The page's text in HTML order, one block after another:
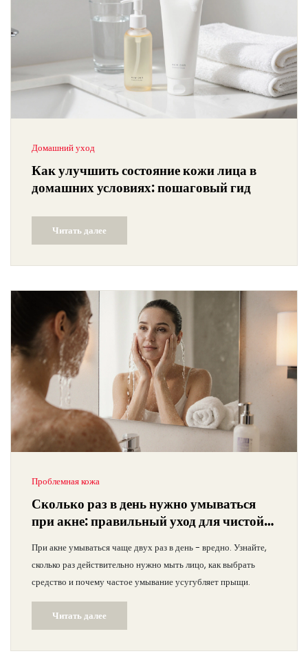
Домашний уход
Как улучшить состояние кожи лица в
домашних условиях: пошаговый гид
Читать далее
Проблемная кожа
Сколько раз в день нужно умываться
при акне: правильный уход для чистой
При акне умываться чаще двух раз в день - вредно. Узнайте,
сколько раз действительно нужно мыть лицо, как выбрать
средство и почему частое умывание усугубляет прыщи.
Читать далее